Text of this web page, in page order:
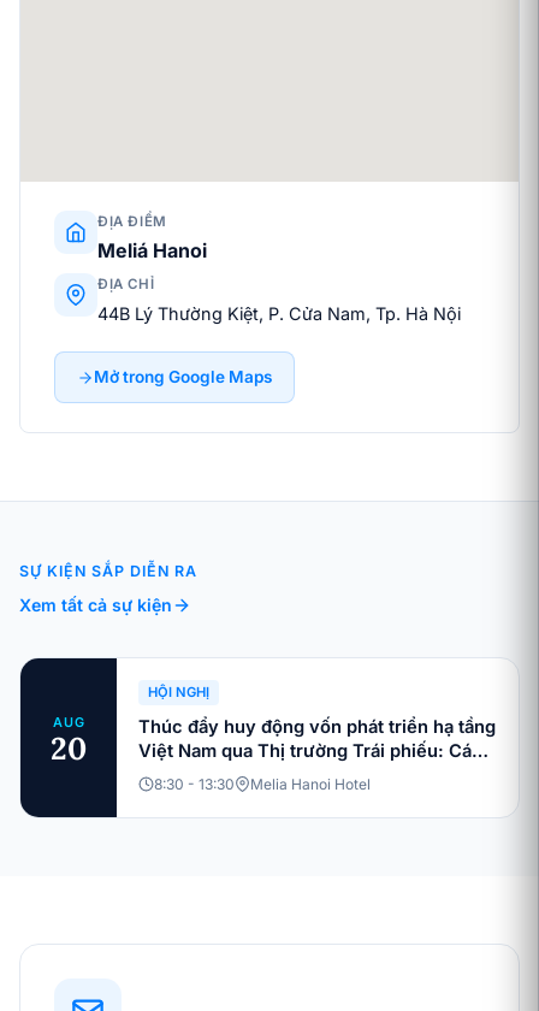
ĐỊA ĐIỂM
Meliá Hanoi
ĐỊA CHỈ
44B Lý Thường Kiệt, P. Cửa Nam, Tp. Hà Nội
Mở trong Google Maps
SỰ KIỆN SẮP DIỄN RA
Xem tất cả sự kiện
AUG
20
HỘI NGHỊ
Thúc đẩy huy động vốn phát triển hạ tầng
Việt Nam qua Thị trường Trái phiếu: Các
cấu trúc vốn và xu hướng đầu tư bền
vững
8:30 - 13:30 Melia Hanoi Hotel